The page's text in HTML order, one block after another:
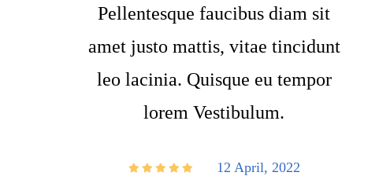
Pellentesque faucibus diam sit
amet justo mattis, vitae tincidunt
leo lacinia. Quisque eu tempor
lorem Vestibulum.
12 April, 2022